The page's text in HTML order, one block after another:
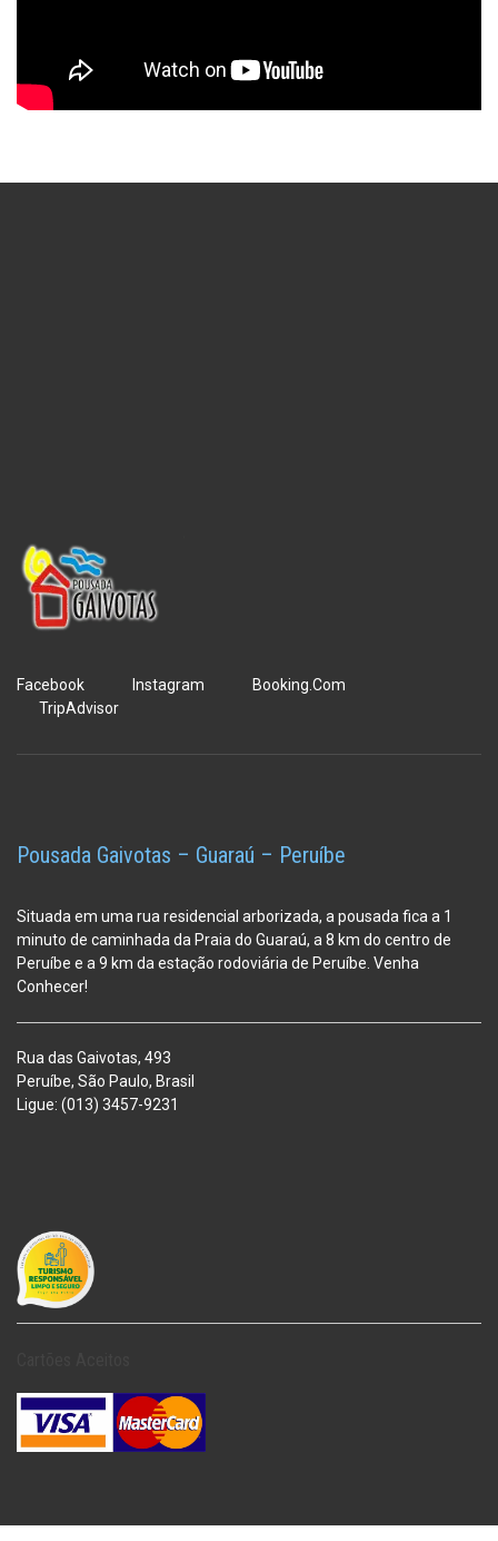
Facebook Instagram
Booking.Com
TripAdvisor
Pousada Gaivotas – Guaraú – Peruíbe
Situada em uma rua residencial arborizada, a pousada fica a 1
minuto de caminhada da Praia do Guaraú, a 8 km do centro de
Peruíbe e a 9 km da estação rodoviária de Peruíbe. Venha
Conhecer!
Rua das Gaivotas, 493
Peruíbe, São Paulo, Brasil
Ligue: (013) 3457-9231